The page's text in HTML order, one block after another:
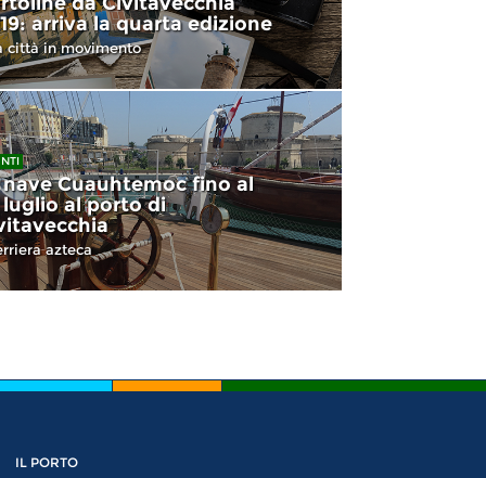
arriva la quarta edizione
città in movimento
nave Cuauhtemoc fino al
luglio al porto di
azteca
IL PORTO